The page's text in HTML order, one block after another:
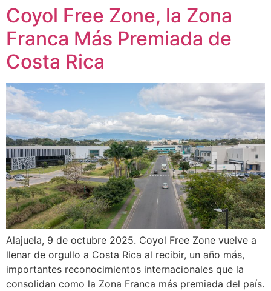
Coyol Free Zone, la Zona
Franca Más Premiada de
Costa Rica
Alajuela, 9 de octubre 2025. Coyol Free Zone vuelve a
llenar de orgullo a Costa Rica al recibir, un año más,
importantes reconocimientos internacionales que la
consolidan como la Zona Franca más premiada del país.